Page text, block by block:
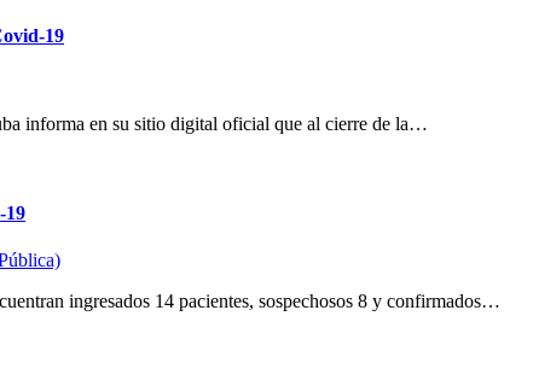
19
informa en su sitio digital oficial que al cierre de la…
19
ingresados 14 pacientes, sospechosos 8 y confirmados…